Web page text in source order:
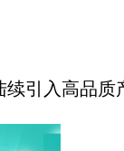
引入高品质